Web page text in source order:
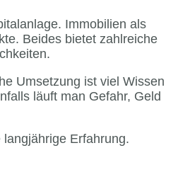
Immobilien als
Beides bietet zahlreiche
Umsetzung ist viel Wissen
läuft man Gefahr, Geld
Erfahrung.